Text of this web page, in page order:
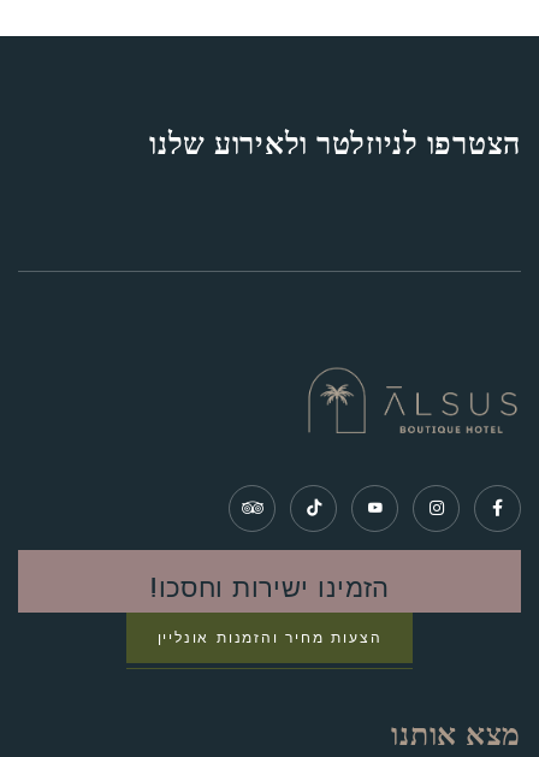
הצטרפו לניוזלטר ולאירוע שלנו
הזמינו ישירות וחסכו!
הצעות מחיר והזמנות אונליין
מצא אותנו